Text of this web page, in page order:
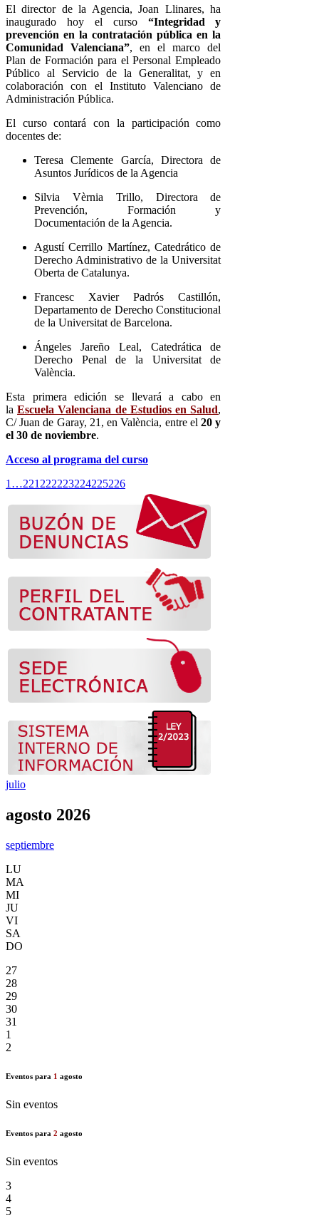
El director de la Agencia, Joan Llinares, ha
inaugurado hoy el curso “Integridad y
prevención en la contratación pública en la
Comunidad Valenciana”, en el marco del
Plan de Formación para el Personal Empleado
Público al Servicio de la Generalitat, y en
colaboración con el Instituto Valenciano de
Administración Pública.
El curso contará con la participación como
docentes de:
Teresa Clemente García, Directora de
Asuntos Jurídicos de la Agencia
Silvia Vèrnia Trillo, Directora de
Prevención, Formación y
Documentación de la Agencia.
Agustí Cerrillo Martínez, Catedrático de
Derecho Administrativo de la Universitat
Oberta de Catalunya.
Francesc Xavier Padrós Castillón,
Departamento de Derecho Constitucional
de la Universitat de Barcelona.
Ángeles Jareño Leal, Catedrática de
Derecho Penal de la Universitat de
València.
Esta primera edición se llevará a cabo en
laEscuela Valenciana de Estudios en Salud,
C/ Juan de Garay, 21, en València, entre el20 y
el 30 de noviembre.
Acceso al programa del curso
1 …221 222223224225226
julio
agosto 2026
septiembre
LU
MA
MI
JU
VI
SA
DO
27
28
29
30
31
1
2
Eventos para 1 agosto
Sin eventos
Eventos para 2 agosto
Sin eventos
3
4
5